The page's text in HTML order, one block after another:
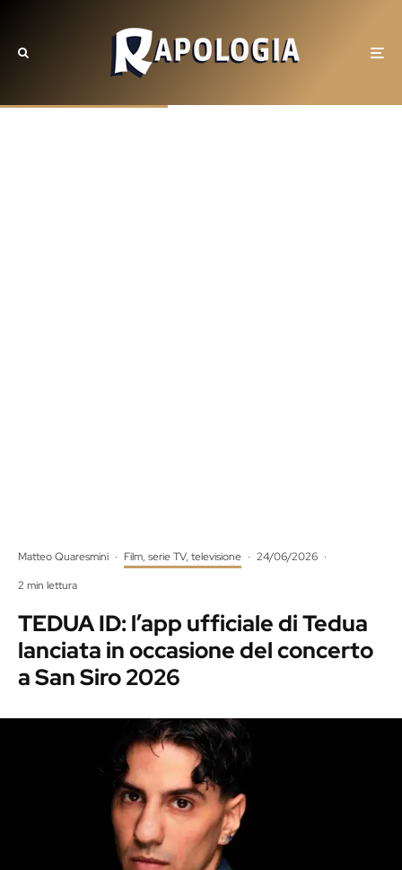
Matteo Quaresmini · Film, serie TV, televisione · 24/06/2026 ·
2 min lettura
TEDUA ID: l’app ufficiale di Tedua
lanciata in occasione del concerto
a San Siro 2026